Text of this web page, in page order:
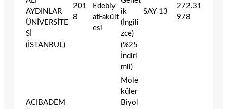
AYDINLAR
ÜNİVERSİTE
Sİ
(İSTANBUL)
201
8
Edebiy
atFakült
esi
ik
(İngili
zce)
(%25
İndiri
mli)
SAY 13
272.31
978
ACIBADEM
Mole
küler
Biyol